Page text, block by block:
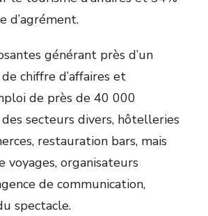
d’agrément.
générant près d’un
chiffre d’affaires et
de près de 40 000
secteurs divers, hôtelleries
restauration bars, mais
voyages, organisateurs
de communication,
spectacle.